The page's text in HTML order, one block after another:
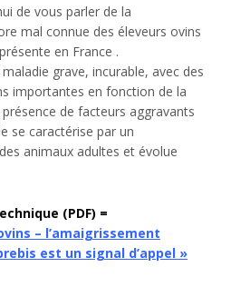
de vous parler de la
mal connue des éleveurs ovins
en France .
grave, incurable, avec des
importantes en fonction de la
de facteurs aggravants
se caractérise par un
animaux adultes et évolue
(PDF) =
– l’amaigrissement
est un signal d’appel »